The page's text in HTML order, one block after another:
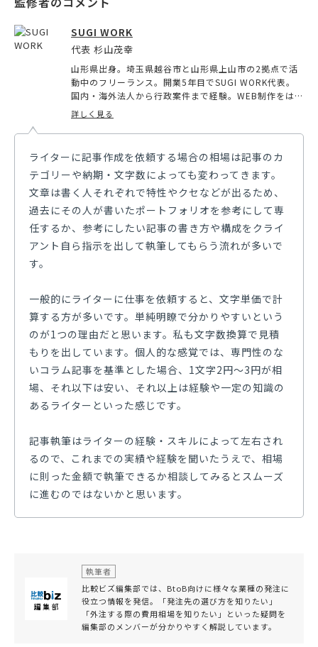
SUGI WORK
代表 杉山茂幸
山形県出身。埼玉県越谷市と山形県上山市の2拠点で活
動中のフリーランス。開業5年目でSUGI WORK代表。
国内・海外法人から行政案件まで経験。WEB制作をはじ
め、デザイナー・エンジニア・出張撮影・ドローン空
中小企業の課題解決が得意。
詳しく見る
ライターに記事作成を依頼する場合の相場は記事のカ
テゴリーや納期・文字数によっても変わってきます。
文章は書く人それぞれで特性やクセなどが出るため、
過去にその人が書いたポートフォリオを参考にして専
任するか、参考にしたい記事の書き方や構成をクライ
アント自ら指示を出して執筆してもらう流れが多いで
す。
一般的にライターに仕事を依頼すると、文字単価で計
算する方が多いです。単純明瞭で分かりやすいという
のが1つの理由だと思います。私も文字数換算で見積
もりを出しています。個人的な感覚では、専門性のな
いコラム記事を基準とした場合、1文字2円〜3円が相
場、それ以下は安い、それ以上は経験や一定の知識の
あるライターといった感じです。
記事執筆はライターの経験・スキルによって左右され
るので、これまでの実績や経験を聞いたうえで、相場
に則った金額で執筆できるか相談してみるとスムーズ
に進むのではないかと思います。
執筆者
比較ビズ編集部では、BtoB向けに様々な業種の発注に
役立つ情報を発信。「発注先の選び方を知りたい」
「外注する際の費用相場を知りたい」といった疑問を
編集部のメンバーが分かりやすく解説しています。